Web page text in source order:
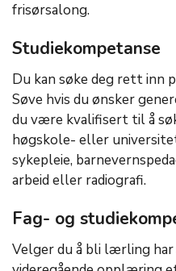
frisørsalong.
Studiekompetanse
Du kan søke deg rett inn
Søve hvis du ønsker
du være kvalifisert til å
høgskole- eller
sykepleie,
arbeid eller radiografi.
Fag- og
Velger du å bli lærling